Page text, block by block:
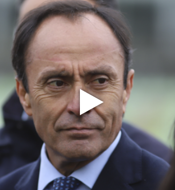
Play
Video